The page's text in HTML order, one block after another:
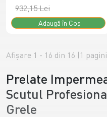
932,15 Lei
Adaugă în Coş
Afişare 1 - 16 din 16 (1
Prelate
Scutul
Grele